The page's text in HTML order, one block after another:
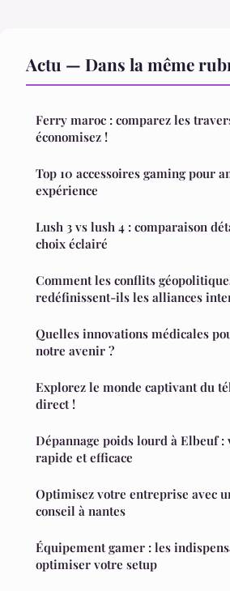
Actu — Dans la même
Ferry maroc : comparez les
économisez !
Top 10 accessoires gaming pour
expérience
Lush 3 vs lush 4 : comparaison
choix éclairé
Comment les conflits
redéfinissent-ils les alliances
Quelles innovations médicales
notre avenir ?
Explorez le monde captivant du
direct !
Dépannage poids lourd à Elbeuf
rapide et efficace
Optimisez votre entreprise avec
conseil à nantes
Équipement gamer : les
optimiser votre setup